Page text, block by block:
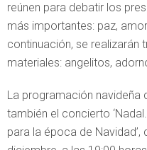
reúnen para debatir los
más importantes: paz,
continuación, se realizarán
materiales: angelitos,
La programación navideña
también el concierto
para la época de